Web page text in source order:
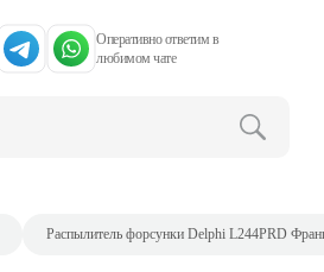
Оперативно ответим в
любимом чате
Распылитель форсунки Delphi L244PRD